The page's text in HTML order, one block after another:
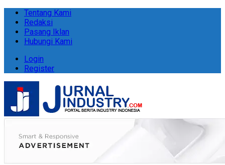
Tentang Kami
Redaksi
Pasang Iklan
Hubungi Kami
Login
Register